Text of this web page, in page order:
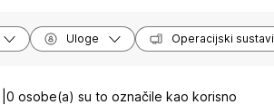
Uloge Operacijski sustavi
0 osobe(a) su to označile kao korisno